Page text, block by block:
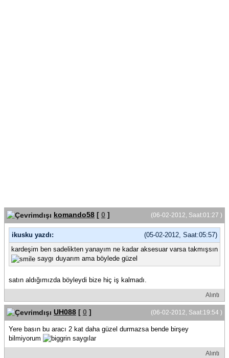
(06-02-2012, Saat:01:27 )
komando58 [ 0 ]
(05-02-2012, Saat:05:57)
ikusku yazdı:
kardeşim ben sadelikten yanayım ne kadar aksesuar varsa takmışsın
saygı duyarım ama böylede güzel
satın aldığımızda böyleydi bize hiç iş kalmadı.
Alıntı
(06-02-2012, Saat:19:54 )
UH088 [ 0 ]
Yere basın bu aracı 2 kat daha güzel durmazsa bende birşey
bilmiyorum
saygılar
Alıntı